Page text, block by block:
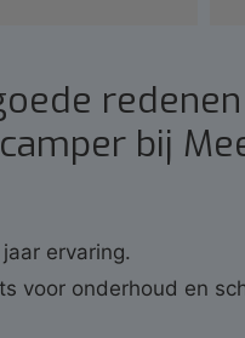
bij
ervaring.
voor onderhoud en